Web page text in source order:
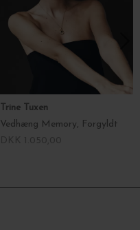
Trine Tuxen
Vedhæng Memory, Forgyldt